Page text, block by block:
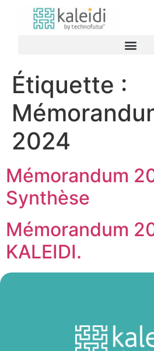
Étiquette :
2024
Mémorandum
Synthèse
Mémorandum
KALEIDI.